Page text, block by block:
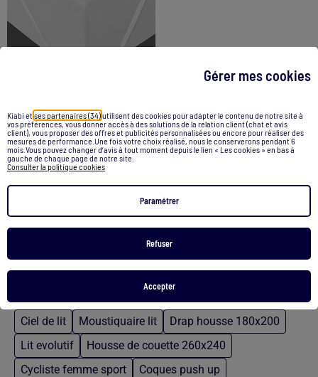
Gérer mes cookies
Kiabi etses partenaires (34)utilisent des cookies pour adapter le contenu de notre site à
vos préférences, vous donner accès à des solutions de la relation client (chat et avis
client), vous proposer des offres et publicités personnalisées ou encore pour réaliser des
mesures de performance.Une fois votre choix réalisé, nous le conserverons pendant 6
mois.Vous pouvez changer d’avis à tout moment depuis le lien « Les cookies » en bas à
gauche de chaque page de notre site.
Consulter la politique cookies
Paramétrer
Refuser
Accepter
Protège Matelas Polypropylène PROMO LINGE
16,70 €
Ciel de lit Moustiquaire lit
Drap housse 180x200
Lit evolutif
Housse de couette 260x240
Cycliste femme sport
Coques push up